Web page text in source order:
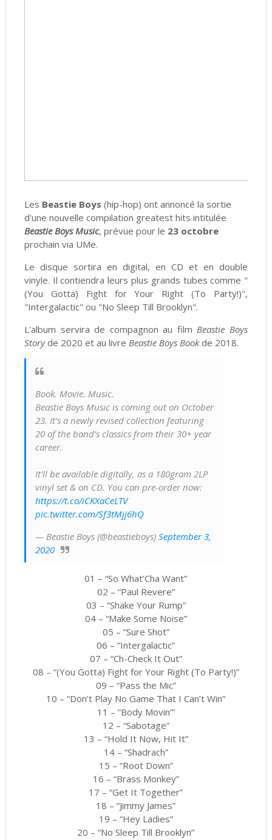
Les Beastie Boys (hip-hop) ont annoncé la sortie
d'une nouvelle compilation greatest hits intitulée
Beastie Boys Music, prévue pour le 23 octobre
prochain via UMe.
Le disque sortira en digital, en CD et en double
vinyle. Il contiendra leurs plus grands tubes comme "
(You Gotta) Fight for Your Right (To Party!)",
"Intergalactic" ou "No Sleep Till Brooklyn".
L'album servira de compagnon au filmBeastie Boys
Storyde 2020 et au livre Beastie Boys Bookde 2018.
Book. Movie. Music.
Beastie Boys Music is coming out on October
23. It’s a newly revised collection featuring
20 of the band’s classics from their 30+ year
career.
It’ll be available digitally, as a 180gram 2LP
vinyl set & on CD. You can pre-order now:
https://t.co/iCKXaCeLTV
pic.twitter.com/Sf3tMjj6hQ
— Beastie Boys (@beastieboys) September 3,
2020
01 – “So What’Cha Want”
02 – “Paul Revere”
03 – “Shake Your Rump”
04 – “Make Some Noise”
05 – “Sure Shot”
06 – “Intergalactic”
07 – “Ch-Check It Out”
08 – “(You Gotta) Fight for Your Right (To Party!)”
09 – “Pass the Mic”
10 – “Don’t Play No Game That I Can’t Win”
11 – “Body Movin’”
12 – “Sabotage”
13 – “Hold It Now, Hit It”
14 – “Shadrach”
15 – “Root Down”
16 – “Brass Monkey”
17 – “Get It Together”
18 – “Jimmy James”
19 – “Hey Ladies”
20 – “No Sleep Till Brooklyn”